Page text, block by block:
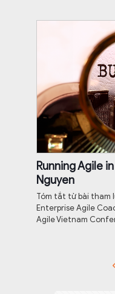
Running Agile
Nguyen
Tóm tắt từ bài tham
Enterprise Agile
Agile Vietnam